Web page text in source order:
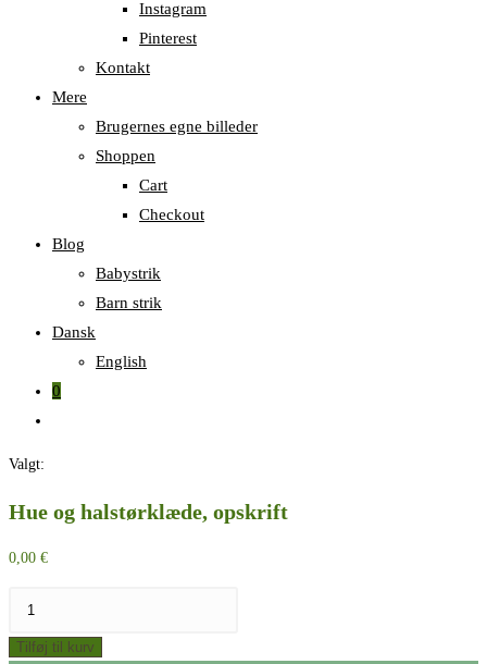
Instagram
Pinterest
Kontakt
Mere
Brugernes egne billeder
Shoppen
Cart
Checkout
Blog
Babystrik
Barn strik
Dansk
English
0
Valgt:
Hue og halstørklæde, opskrift
0,00 €
halstørklæde,
Tilføj til kurv